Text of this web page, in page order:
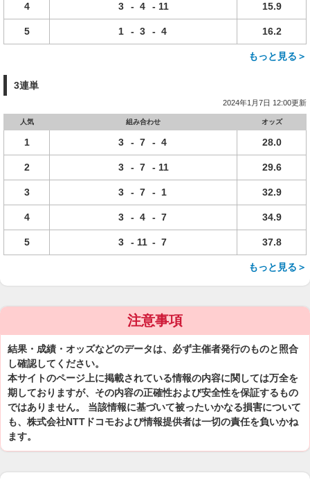
4 3 - 4 - 11 15.9
5 1 - 3 - 4 16.2
もっと見る＞
3連単
2024年1月7日 12:00更新
人気 組み合わせ オッズ
1 3 - 7 - 4 28.0
2 3 - 7 - 11 29.6
3 3 - 7 - 1 32.9
4 3 - 4 - 7 34.9
5 3 - 11 - 7 37.8
もっと見る＞
注意事項
結果・成績・オッズなどのデータは、必ず主催者発行のものと照合
し確認してください。
本サイトのページ上に掲載されている情報の内容に関しては万全を
期しておりますが、その内容の正確性および安全性を保証するもの
ではありません。 当該情報に基づいて被ったいかなる損害について
も、株式会社NTTドコモおよび情報提供者は一切の責任を負いかね
ます。